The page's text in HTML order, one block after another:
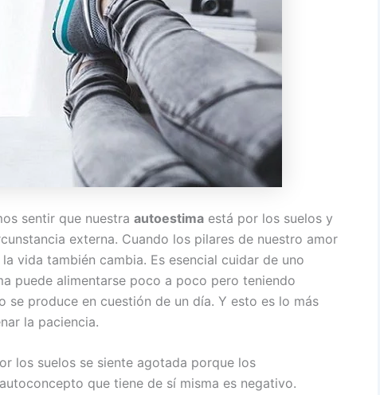
sentir que nuestra autoestima está por los suelos y
externa. Cuando los pilares de nuestro amor
vida también cambia. Es esencial cuidar de uno
puede alimentarse poco a poco pero teniendo
se produce en cuestión de un día. Y esto es lo más
la paciencia.
los suelos se siente agotada porque los
que tiene de sí misma es negativo.